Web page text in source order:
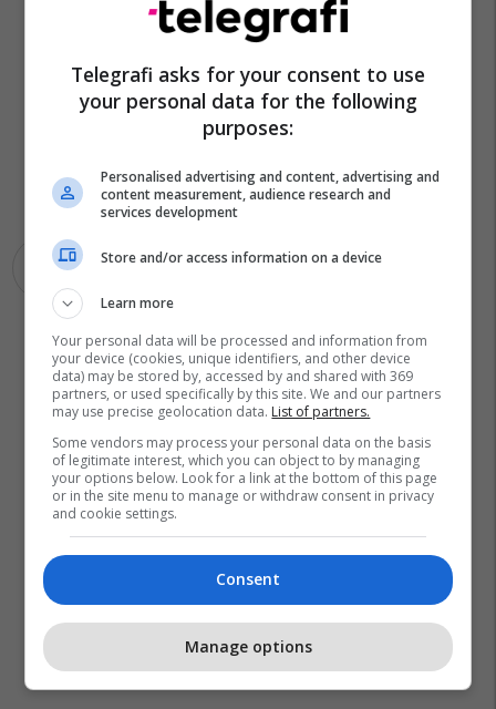
Shkuk Coronavirus
Telegrafi asks for your consent to use
your personal data for the following
purposes:
Personalised advertising and content, advertising and
content measurement, audience research and
services development
Store and/or access information on a device
Learn more
Your personal data will be processed and information from
your device (cookies, unique identifiers, and other device
data) may be stored by, accessed by and shared with 369
partners, or used specifically by this site. We and our partners
may use precise geolocation data. List of partners.
Some vendors may process your personal data on the basis
of legitimate interest, which you can object to by managing
your options below. Look for a link at the bottom of this page
or in the site menu to manage or withdraw consent in privacy
and cookie settings.
Consent
Manage options